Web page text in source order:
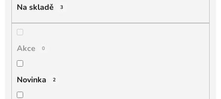
Na skladě 3
Akce 0
Novinka 2